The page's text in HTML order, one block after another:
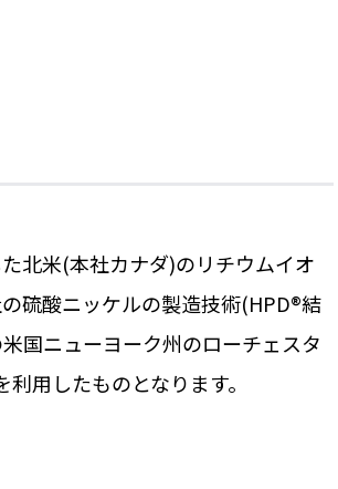
北米(本社カナダ)のリチウムイオ
硫酸ニッケルの製造技術(HPD®結
国ニューヨーク州のローチェスタ
用したものとなります。